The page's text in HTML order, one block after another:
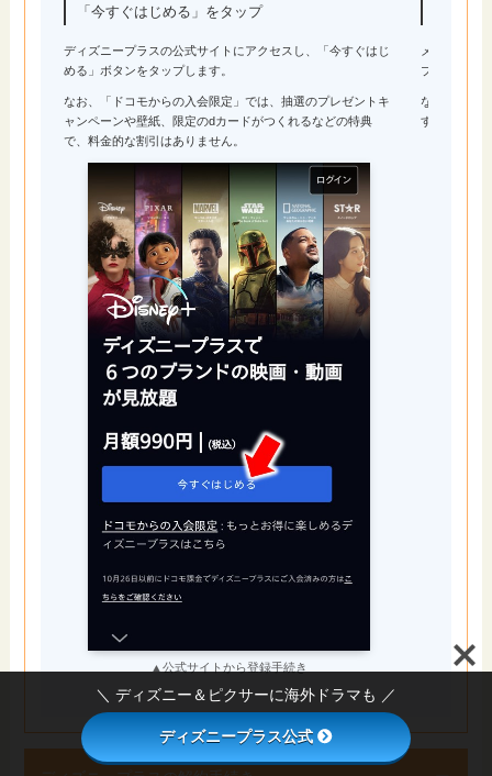
「今すぐはじめる」をタップ
ディズニープラスの公式サイトにアクセスし、「今すぐはじ
める」ボタンをタップします。
なお、「ドコモからの入会限定」では、抽選のプレゼントキ
ャンペーンや壁紙、限定のdカードがつくれるなどの特典
で、料金的な割引はありません。
▲公式サイトから登録手続き
メールアド
プします。
なお、登録
すが、通知
＼ ディズニー＆ピクサーに海外ドラマも ／
ディズニープラス公式